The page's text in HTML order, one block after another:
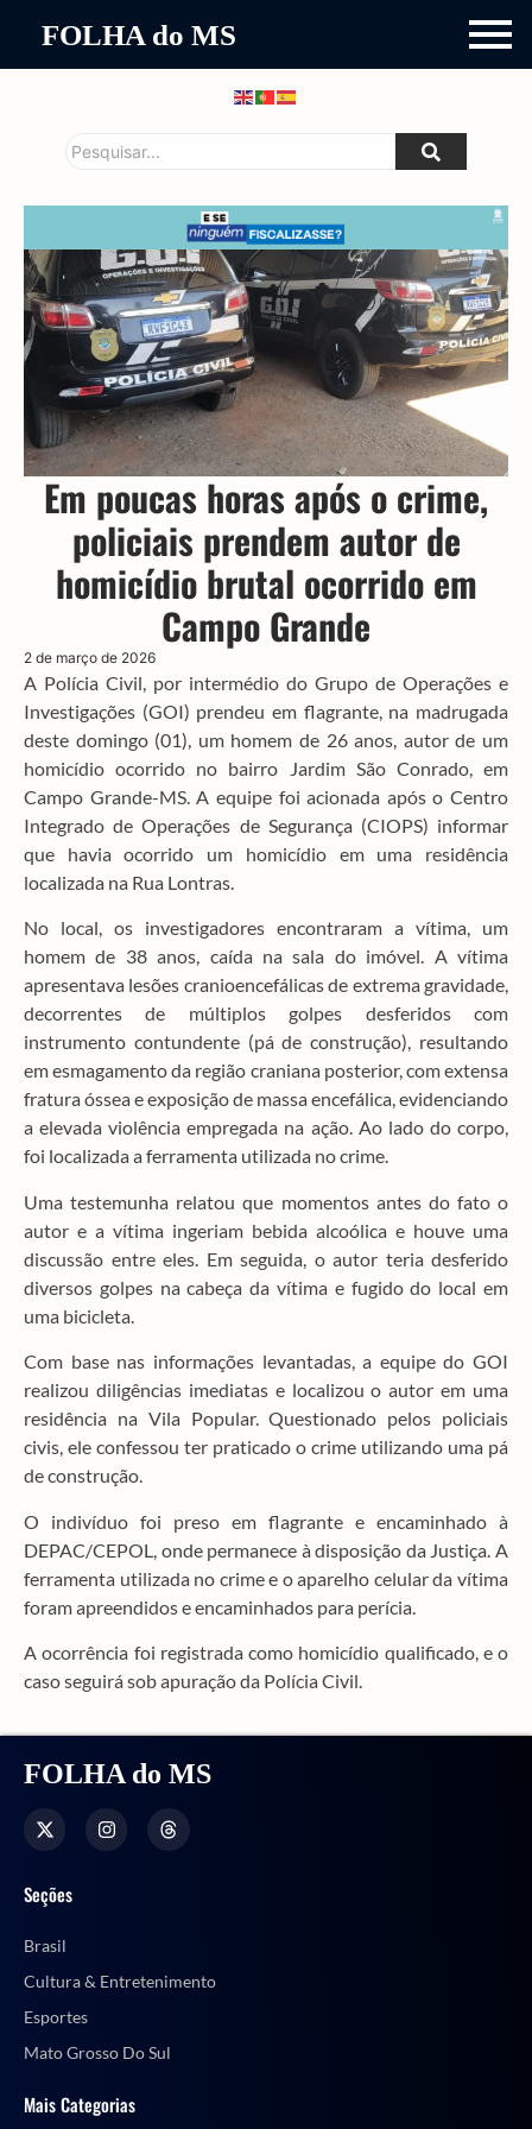
FOLHA do MS
Em poucas horas após o crime,
policiais prendem autor de
homicídio brutal ocorrido em
Campo Grande
2 de março de 2026
A Polícia Civil, por intermédio do Grupo de Operações e
Investigações (GOI) prendeu em flagrante, na madrugada
deste domingo (01), um homem de 26 anos, autor de um
homicídio ocorrido no bairro Jardim São Conrado, em
Campo Grande-MS. A equipe foi acionada após o Centro
Integrado de Operações de Segurança (CIOPS) informar
que havia ocorrido um homicídio em uma residência
localizada na Rua Lontras.
No local, os investigadores encontraram a vítima, um
homem de 38 anos, caída na sala do imóvel. A vítima
apresentava lesões cranioencefálicas de extrema gravidade,
decorrentes de múltiplos golpes desferidos com
instrumento contundente (pá de construção), resultando
em esmagamento da região craniana posterior, com extensa
fratura óssea e exposição de massa encefálica, evidenciando
a elevada violência empregada na ação. Ao lado do corpo,
foi localizada a ferramenta utilizada no crime.
Uma testemunha relatou que momentos antes do fato o
autor e a vítima ingeriam bebida alcoólica e houve uma
discussão entre eles. Em seguida, o autor teria desferido
diversos golpes na cabeça da vítima e fugido do local em
uma bicicleta.
Com base nas informações levantadas, a equipe do GOI
realizou diligências imediatas e localizou o autor em uma
residência na Vila Popular. Questionado pelos policiais
civis, ele confessou ter praticado o crime utilizando uma pá
de construção.
O indivíduo foi preso em flagrante e encaminhado à
DEPAC/CEPOL, onde permanece à disposição da Justiça. A
ferramenta utilizada no crime e o aparelho celular da vítima
foram apreendidos e encaminhados para perícia.
A ocorrência foi registrada como homicídio qualificado, e o
caso seguirá sob apuração da Polícia Civil.
FOLHA do MS
Seções
Brasil
Cultura & Entretenimento
Esportes
Mato Grosso Do Sul
Mais Categorias